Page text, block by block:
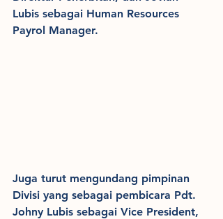
Lubis sebagai Human Resources
Payrol Manager.
Juga turut mengundang pimpinan
Divisi yang sebagai pembicara Pdt.
Johny Lubis sebagai Vice President,